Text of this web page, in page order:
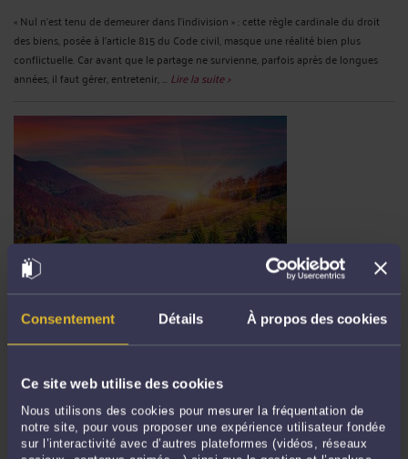
Consentement Détails À propos des cookies
Ce site web utilise des cookies
Nous utilisons des cookies pour mesurer la fréquentation de
notre site, pour vous proposer une expérience utilisateur fondée
sur l’interactivité avec d’autres plateformes (vidéos, réseaux
« Nul n’est tenu de demeurer dans l’indivision » : cette règle cardinale du droit
des biens, posée à l’article 815 du Code civil, masque une réalité bien plus
conflictuelle. Car avant que le partage ne survienne, parfois après de longues
années, il faut gérer, entretenir, ... Lire la suite >
QUELLES SONT LES OBLIGATIONS ET RESPONSABILITÉS DES
SOCIÉTÉS FUNÉRAIRES ENVERS LES FAMILLES ?
ParMurielle-Isabelle CAHENle 22/06/2026
par l’urgence, la douleur et une forte charge émotionnelle. À la suite d’un décès,
les proches sont contraints d’organiser les obsèques dans des délais courts, tout
en prenant des ...Lire la suite >